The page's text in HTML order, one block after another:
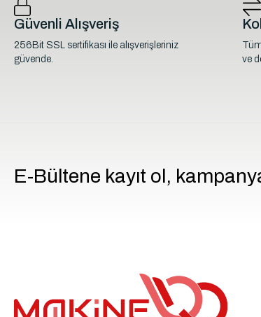
Güvenli Alışveriş
256Bit SSL sertifikası ile alışverişleriniz
güvende.
ve
E-Bültene kayıt ol,